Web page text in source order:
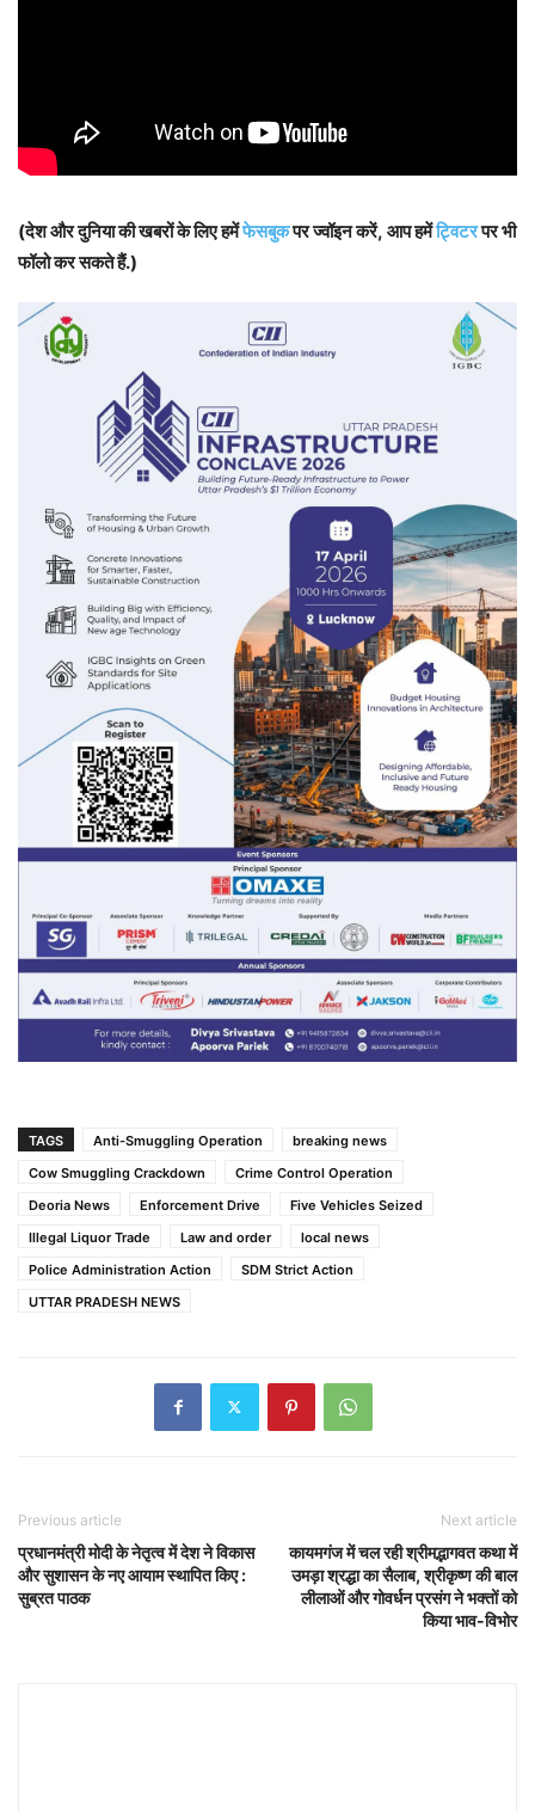
(देश और दुनिया की खबरों के लिए हमेंफेसबुकपर ज्वॉइन करें, आप हमेंट्विटरपर भी
फॉलो कर सकते हैं.)
TAGS Anti-Smuggling Operation
breaking news
Cow Smuggling Crackdown
Crime Control Operation
Deoria News
Enforcement Drive
Five Vehicles Seized
Illegal Liquor Trade
Law and order
local news
Police Administration Action
SDM Strict Action
UTTAR PRADESH NEWS
Previous article
प्रधानमंत्री मोदी के नेतृत्व में देश ने विकास
और सुशासन के नए आयाम स्थापित किए :
सुब्रत पाठक
Next article
कायमगंज में चल रही श्रीमद्भागवत कथा में
उमड़ा श्रद्धा का सैलाब, श्रीकृष्ण की बाल
लीलाओं और गोवर्धन प्रसंग ने भक्तों को
किया भाव-विभोर